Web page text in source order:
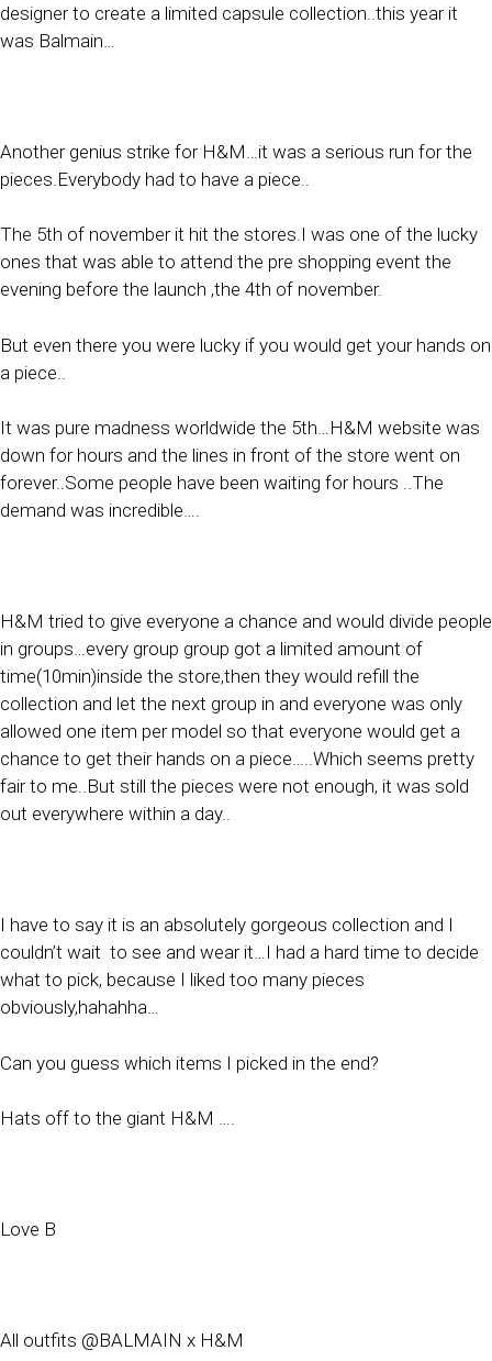
designer to create a limited capsule collection..this year it
was Balmain…
Another genius strike for H&M…it was a serious run for the
pieces.Everybody had to have a piece..
The 5th of november it hit the stores.I was one of the lucky
ones that was able to attend the pre shopping event the
evening before the launch ,the 4th of november.
But even there you were lucky if you would get your hands on
a piece..
It was pure madness worldwide the 5th…H&M website was
down for hours and the lines in front of the store went on
forever..Some people have been waiting for hours ..The
demand was incredible….
H&M tried to give everyone a chance and would divide people
in groups…every group group got a limited amount of
time(10min)inside the store,then they would refill the
collection and let the next group in and everyone was only
allowed one item per model so that everyone would get a
chance to get their hands on a piece…..Which seems pretty
fair to me..But still the pieces were not enough, it was sold
out everywhere within a day..
I have to say it is an absolutely gorgeous collection and I
couldn’t wait to see and wear it…I had a hard time to decide
what to pick, because I liked too many pieces
obviously,hahahha…
Can you guess which items I picked in the end?
Hats off to the giant H&M ….
Love B
All outfits @BALMAIN x H&M